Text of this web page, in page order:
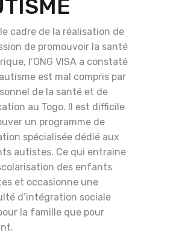
cadre de la réalisation de
de promouvoir la santé
l’ONG VISA a constaté
est mal compris par
de la santé et de
au Togo. Il est difficile
un programme de
spécialisée dédié aux
autistes. Ce qui entraine
des enfants
et occasionne une
d’intégration sociale
la famille que pour